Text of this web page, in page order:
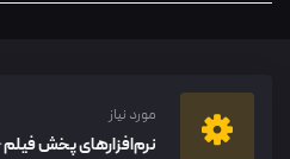
مورد نیاز
نرم‌افزار‌های پخش فیلم